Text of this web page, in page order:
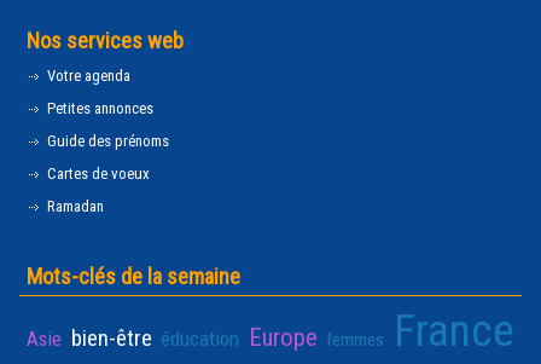
Nos services web
Votre agenda
Petites annonces
Guide des prénoms
Cartes de voeux
Ramadan
Mots-clés de la semaine
Asie bien-être éducation Europe femmes France